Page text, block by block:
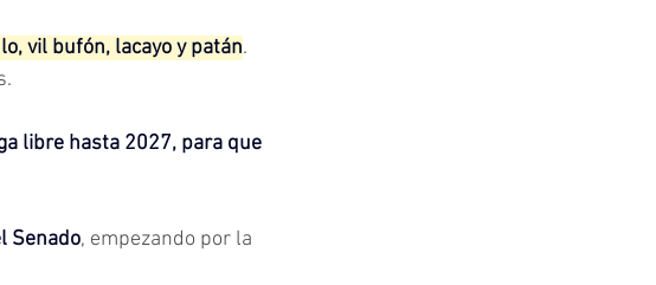
vil bufón, lacayo y patán.
libre hasta 2027, para que
Senado, empezando por la